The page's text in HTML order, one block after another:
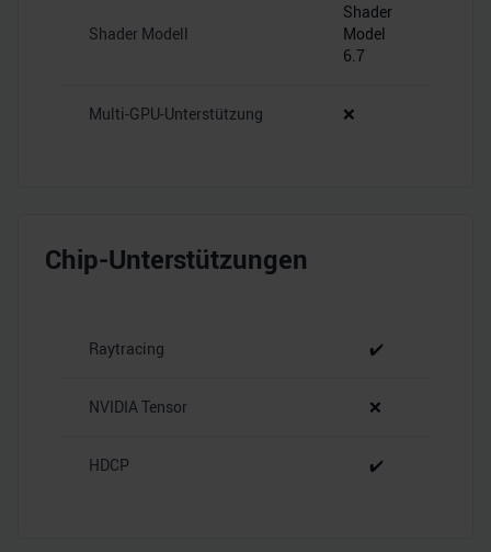
Shader Modell
Shader
Model
6.7
Multi-GPU-Unterstützung ❌
Chip-Unterstützungen
Raytracing ✔️
NVIDIA Tensor ❌
HDCP ✔️